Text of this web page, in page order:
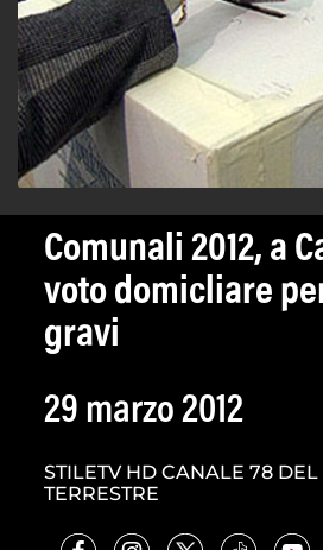
Comunali 2012, a
voto domicliare
gravi
29 marzo 2012
STILETV HD CANALE 78 DEL
TERRESTRE